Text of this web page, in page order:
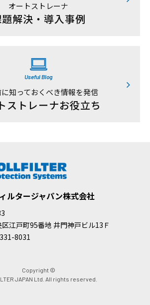
オートストレーナ
解決・導入事例
Useful Blog
知っておくべき情報を発信
ストレーナお役立ち
ルタージャパン株式会社
江戸町95番地 井門神戸ビル13Ｆ
8031
Copyright ©
JAPAN Ltd. All rights reserved.